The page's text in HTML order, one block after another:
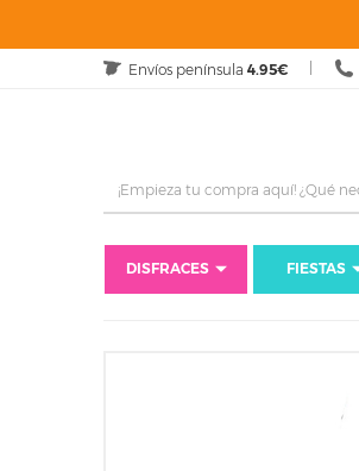
Envíos península 4.95€
DISFRACES FIESTAS